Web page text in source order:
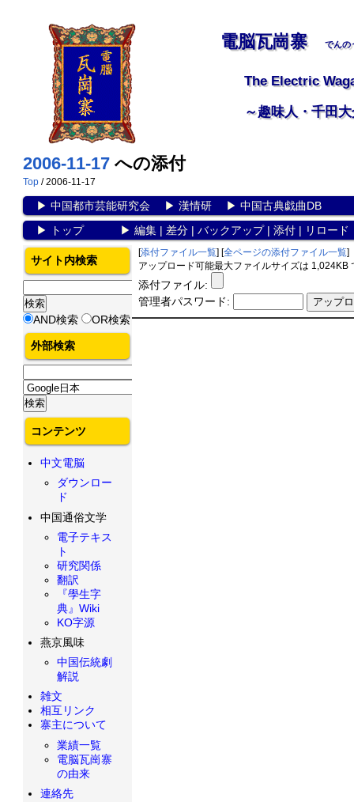
電脳瓦崗寨 でんの
The Electric
～趣味人・千田
2006-11-17 への添付
Top / 2006-11-17
▶ 中国都市芸能研究会▶ 漢情研▶ 中国古典戯曲DB
▶
トップ▶ 編集| 差分| バックアップ| 添付| リロード
[添付ファイル一覧] [全ページの添付ファイル一覧]
アップロード可能最大ファイルサイズは 1,024KB
添付ファイル:
管理者パスワード:
サイト内検索
AND検索 OR検索
外部検索
コンテンツ
中文電脳
ダウンロー
ド
中国通俗文学
電子テキス
ト
研究関係
翻訳
『學生字
典』Wiki
KO字源
燕京風味
中国伝統劇
解説
雑文
相互リンク
寨主について
業績一覧
電脳瓦崗寨
の由来
連絡先